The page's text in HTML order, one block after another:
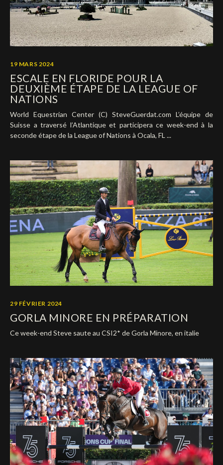
19 MARS 2024
ESCALE EN FLORIDE POUR LA
DEUXIÈME ÉTAPE DE LA LEAGUE OF
NATIONS
World Equestrian Center (C) SteveGuerdat.com L’équipe de
Suisse a traversé l’Atlantique et participera ce week-end à la
seconde étape de la League of Nations à Ocala, FL ...
29 FÉVRIER 2024
GORLA MINORE EN PRÉPARATION
Ce week-end Steve saute au CSI2* de Gorla Minore, en italie